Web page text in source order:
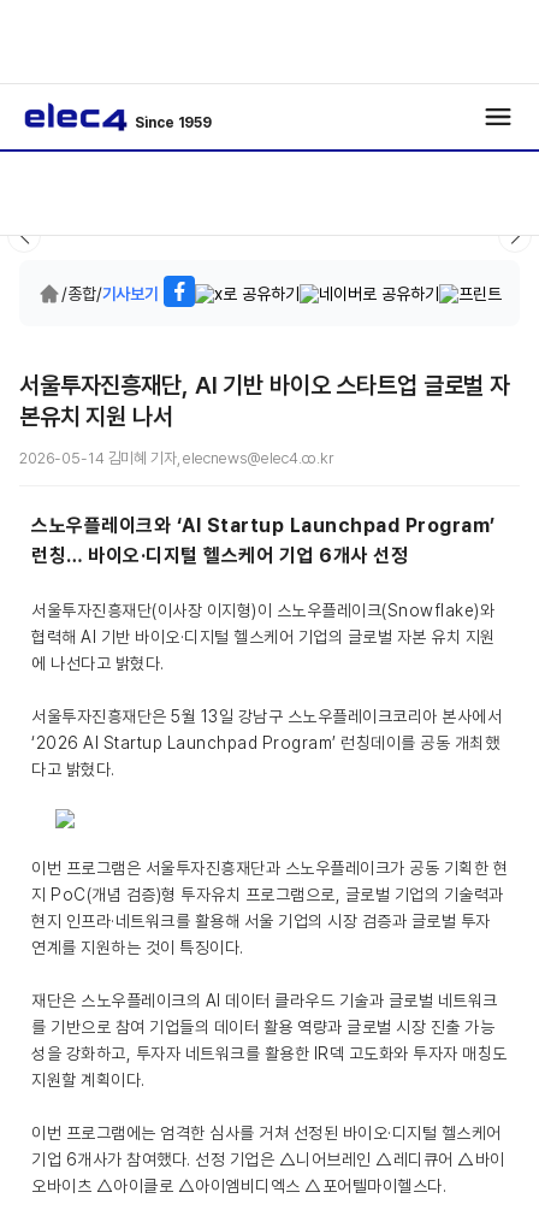
Since 1959
/종합/기사보기
서울투자진흥재단, AI 기반 바이오 스타트업 글로벌 자
본유치 지원 나서
2026-05-14 김미혜 기자, elecnews@elec4.co.kr
스노우플레이크와 ‘AI Startup Launchpad Program’
런칭… 바이오·디지털 헬스케어 기업 6개사 선정
서울투자진흥재단(이사장 이지형)이 스노우플레이크(Snowflake)와
협력해 AI 기반 바이오·디지털 헬스케어 기업의 글로벌 자본 유치 지원
에 나선다고 밝혔다.
서울투자진흥재단은 5월 13일 강남구 스노우플레이크코리아 본사에서
‘2026 AI Startup Launchpad Program’ 런칭데이를 공동 개최했
다고 밝혔다.
이번 프로그램은 서울투자진흥재단과 스노우플레이크가 공동 기획한 현
지 PoC(개념 검증)형 투자유치 프로그램으로, 글로벌 기업의 기술력과
현지 인프라·네트워크를 활용해 서울 기업의 시장 검증과 글로벌 투자
연계를 지원하는 것이 특징이다.
재단은 스노우플레이크의 AI 데이터 클라우드 기술과 글로벌 네트워크
를 기반으로 참여 기업들의 데이터 활용 역량과 글로벌 시장 진출 가능
성을 강화하고, 투자자 네트워크를 활용한 IR덱 고도화와 투자자 매칭도
지원할 계획이다.
이번 프로그램에는 엄격한 심사를 거쳐 선정된 바이오·디지털 헬스케어
기업 6개사가 참여했다. 선정 기업은 △니어브레인 △레디큐어 △바이
오바이츠 △아이클로 △아이엠비디엑스 △포어텔마이헬스다.